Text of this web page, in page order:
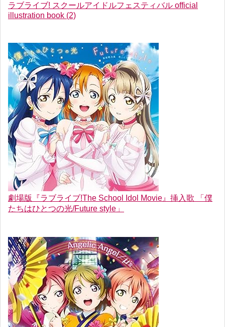
ラブライブ! スクールアイドルフェスティバル official
illustration book (2)
劇場版『ラブライブ!The School Idol Movie』挿入歌 「僕
たちはひとつの光/Future style」